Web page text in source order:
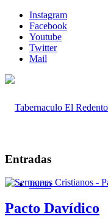
Instagram
Facebook
Youtube
Twitter
Mail
Inicio
Entradas
Pacto Davídico